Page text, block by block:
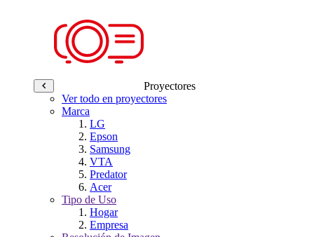
Proyectores
Ver todo en proyectores
Marca
LG
Epson
Samsung
VTA
Predator
Acer
Tipo de Uso
Hogar
Empresa